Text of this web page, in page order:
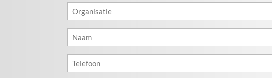
interesse
in
Organisatie
(Vereist)
Naam
(Vereist)
Telefoon
(Vereist)